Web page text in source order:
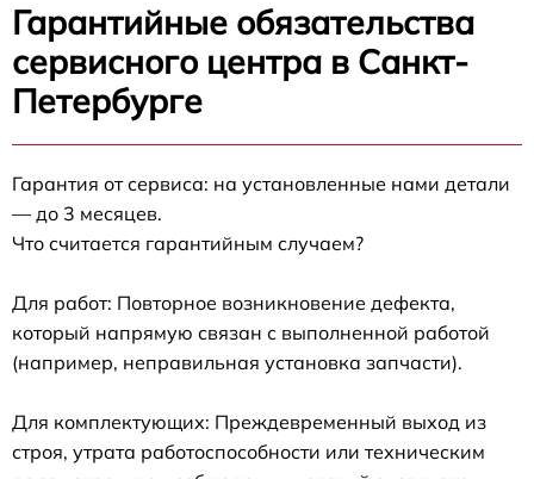
Гарантийные обязательства
сервисного центра в Санкт-
Петербурге
Гарантия от сервиса: на установленные нами детали
— до 3 месяцев.
Что считается гарантийным случаем?
Для работ: Повторное возникновение дефекта,
который напрямую связан с выполненной работой
(например, неправильная установка запчасти).
Для комплектующих: Преждевременный выход из
строя, утрата работоспособности или техническим